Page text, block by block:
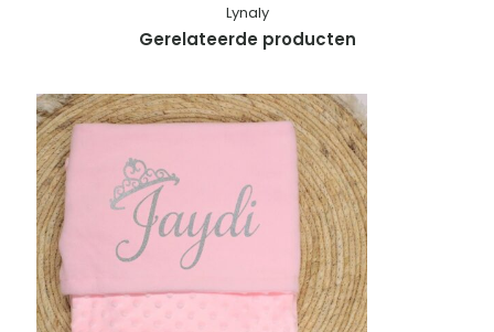
Gerelateerde producten
Lynaly